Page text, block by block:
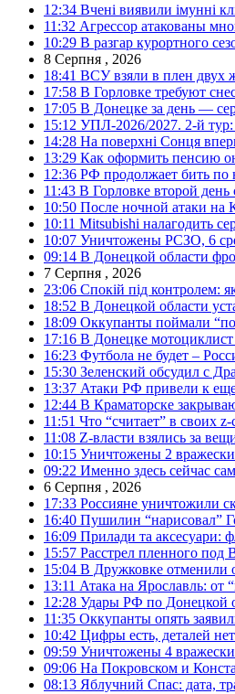
12:34 Вчені виявили імунні
11:32 Агрессор атакованы
10:29 В разгар курортного
8 Серпня , 2026
18:41 ВСУ взяли в плен двух
17:58 В Горловке требуют
17:05 В Донецке за день —
15:12 УПЛ-2026/2027. 2-й тур:
14:28 На поверхні Сонця
13:29 Как оформить пенсию
12:36 РФ продолжает бить по
11:43 В Горловке второй
10:50 После ночной атаки на
10:11 Mitsubishi налагодить
10:07 Уничтожены РСЗО, 6
09:14 В Донецкой области
7 Серпня , 2026
23:06 Спокій під контролем:
18:52 В Донецкой области
18:09 Оккупанты поймали
17:16 В Донецке мотоциклист
16:23 Футбола не будет –
15:30 Зеленский обсудил с
13:37 Атаки РФ привели к
12:44 В Краматорске
11:51 Что “считает” в своих
11:08 Z-власти взялись за
10:15 Уничтожены 2
09:22 Именно здесь сейчас
6 Серпня , 2026
17:33 Россияне уничтожили
16:40 Пушилин “нарисовал”
16:09 Прилади та аксесуари:
15:57 Расстрел пленного под
15:04 В Дружковке отменили
13:11 Атака на Ярославль: от
12:28 Удары РФ по Донецкой
11:35 Оккупанты опять
10:42 Цифры есть, деталей
09:59 Уничтожены 4
09:06 На Покровском и
08:13 Яблучний Спас: дата,